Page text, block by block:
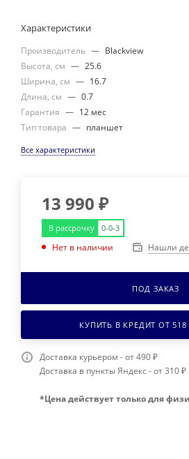
Характеристики
Производитель — Blackview
Высота, см — 25.6
Ширина, см — 16.7
Длина, см — 0.7
Гарантия — 12 мес
Тип товара — планшет
Все характеристики
13 990 ₽
В рассрочку 0-0-3
Нет в наличии Нашли
ПОД ЗАКАЗ
КУПИТЬ В КРЕДИТ ОТ 518
Доставка курьером - от 490 ₽
Доставка в пункты Яндекс - от 310 ₽
*Цена действует только для